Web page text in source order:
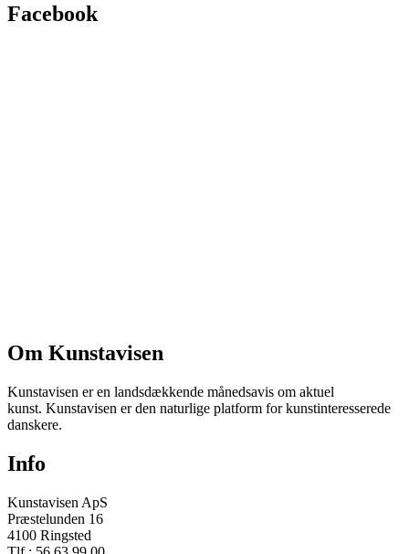
Facebook
Om Kunstavisen
Kunstavisen er en landsdækkende månedsavis om aktuel
kunst. Kunstavisen er den naturlige platform for kunstinteresserede
danskere.
Info
Kunstavisen ApS
Præstelunden 16
4100 Ringsted